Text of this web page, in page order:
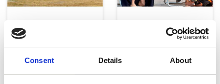
Consent Details About